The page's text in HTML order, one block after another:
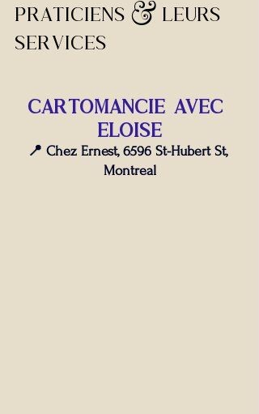
praticiens & leurs
SERVICES
cartomancie avec
eloise
📍 Chez Ernest, 6596 St-Hubert St,
Montreal